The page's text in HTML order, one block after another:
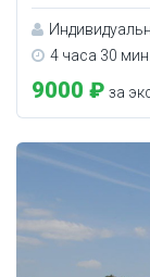
4 часа 30 мин.
9000 ₽ за